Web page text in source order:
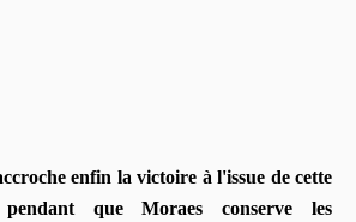
enfin la victoire à l'issue de cette
que Moraes conserve les